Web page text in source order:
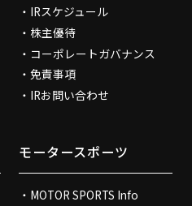
IRスケジュール
株主優待
コーポレートガバナンス
免責事項
IRお問い合わせ
モータースポーツ
MOTOR SPORTS Info